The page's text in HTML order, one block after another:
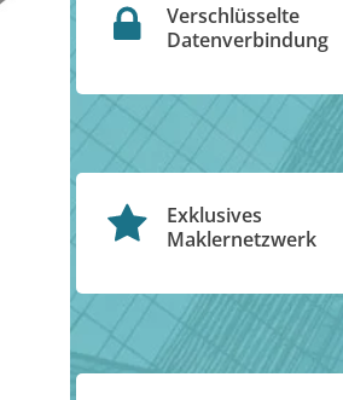
Verschlüsselte
Datenverbindung
Exklusives
Maklernetzwerk